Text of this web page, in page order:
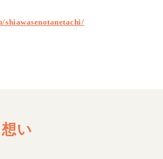
shiawasenotanetachi/
い